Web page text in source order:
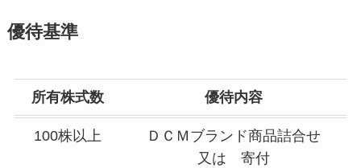
優待基準
所有株式数 優待内容
100株以上
ＤＣＭブランド商品詰合せ
又は 寄付